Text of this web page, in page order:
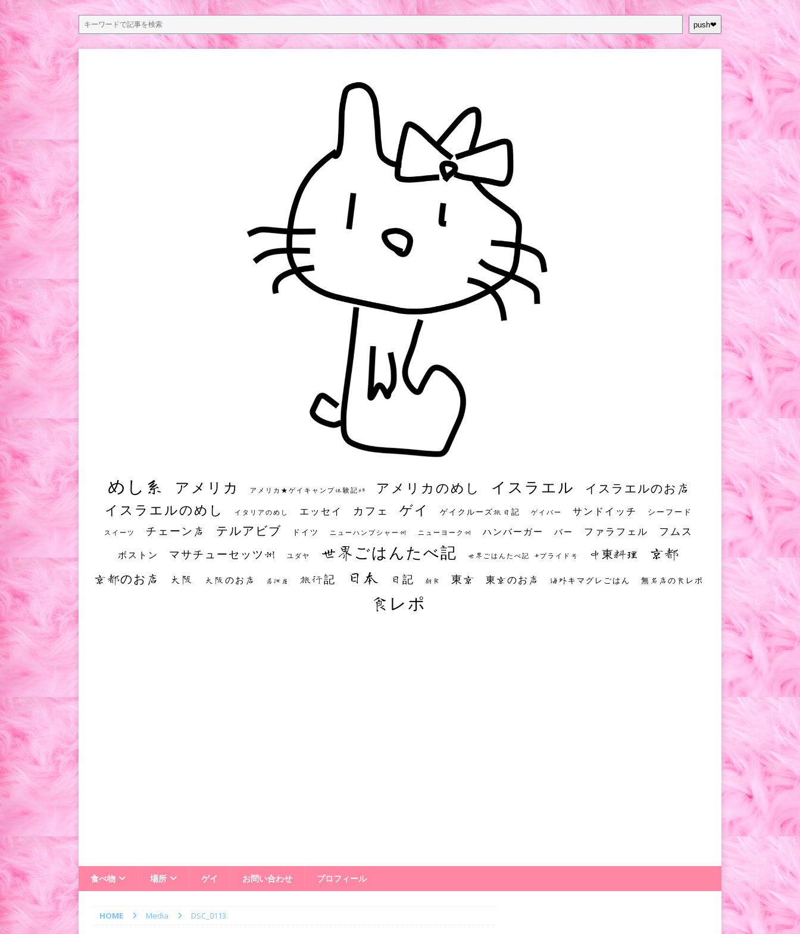
push❤︎
めし系 アメリカ アメリカ★ゲイキャンプ体験記S3 アメリカのめし イスラエル イスラエルのお店
イスラエルのめし イタリアのめし エッセイ カフェ ゲイ ゲイクルーズ旅日記 ゲイバー サンドイッチ シーフード
スイーツ チェーン店 テルアビブ ドイツ ニューハンプシャー州 ニューヨーク州 ハンバーガー バー ファラフェル フムス
ボストン マサチューセッツ州 ユダヤ 世界ごはんたべ記 世界ごはんたべ記 #プライド号 中東料理 京都
京都のお店 大阪 大阪のお店 居酒屋 旅行記 日本 日記 朝食 東京 東京のお店 海外キマグレごはん 無名店の食レポ
食レポ
食べ物 場所 ゲイ お問い合わせ プロフィール
HOME Media DSC_0113